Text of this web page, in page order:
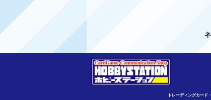
トレーディングカード